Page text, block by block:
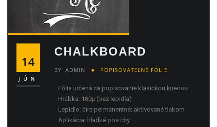
14
JÚN
CHALKBOARD
BY ADMIN POPISOVATEĽNÉ FÓLIE
Fólia určená na popisovanie klasickou kriedou
Hrúbka: 180μ (bez lepidla)
Lepidlo: číre permanentné; aktivované tlakom
Aplikácia: hladké povrchy